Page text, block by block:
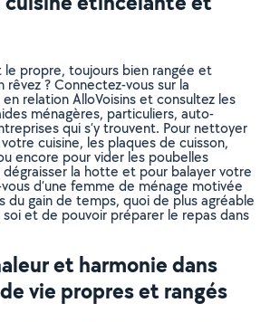
le propre, toujours bien rangée et
rêvez ? Connectez-vous sur la
relation AlloVoisins et consultez les
ménagères, particuliers, auto-
qui s’y trouvent. Pour nettoyer
cuisine, les plaques de cuisson,
encore pour vider les poubelles
la hotte et pour balayer votre
d’une femme de ménage motivée
du gain de temps, quoi de plus agréable
et de pouvoir préparer le repas dans
et harmonie dans
vie propres et rangés